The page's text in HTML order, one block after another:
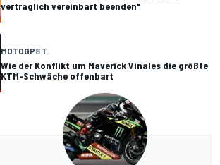
vertraglich vereinbart beenden"
MOTOGP8 T.
Wie der Konflikt um Maverick Vinales die größte
KTM-Schwäche offenbart